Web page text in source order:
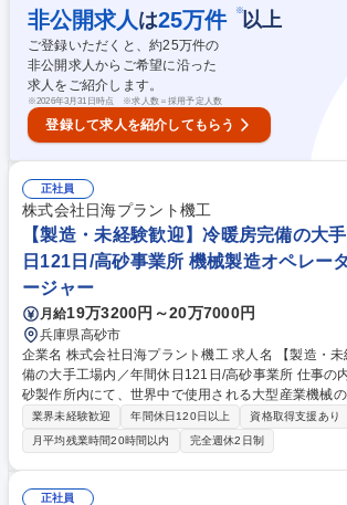
の論理的提案 (3) 採用後の技術フォローや原因分析、
ず製造工程の理解からスタートし、段階的に顧客対
来は海外顧客との折衝や海外出張の機会もあり、グ
できます。 募集職種 【S503】高砂/製品開発(チタンの技術マーケティン
グ・用途開拓)
非公開求人 は25万件 ※以上
ご登録いただくと、約25万件の
非公開求人からご希望に沿った
求人をご紹介します。
※2026年3月31日時点 ※求人数＝採用予定人数
登録して求人を紹介してもらう
正社員
株式会社日海プラント機工
【製造・未経験歓迎】冷暖房完備の大
日121日/高砂事業所 機械製造オペレー
ージャー
月給19万3200円～20万7000円
兵庫県高砂市
企業名 株式会社日海プラント機工 求人名 【製造・未経験歓迎】冷暖房完
備の大手工場内／年間休日121日/高砂事業所 仕事の内容 神戸製鋼所の高
砂製作所内にて、世界中で使用される大型産業機械
業を担当します。充実した安全衛生教育やサポート
を触ったことがない未経験の方でも安心の環境です。 図面を基にしたパー
ツの組み付け、ボルト締め、最終的な動作チェック
～10名のチームで行います。冷暖房完備の快適な工
右されず作業に集中できます。出張の際は、3時間の
業界未経験歓迎 年間休日120日以上
資格取得支援あり
月平均残業時間20時間以内
完全週休2日制
正社員